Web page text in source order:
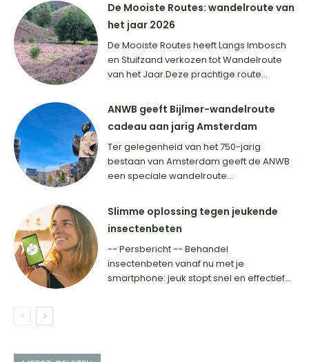
De Mooiste Routes: wandelroute van
het jaar 2026
De Mooiste Routes heeft Langs Imbosch
en Stuifzand verkozen tot Wandelroute
van het Jaar.Deze prachtige route...
ANWB geeft Bijlmer-wandelroute
cadeau aan jarig Amsterdam
Ter gelegenheid van het 750-jarig
bestaan van Amsterdam geeft de ANWB
een speciale wandelroute...
Slimme oplossing tegen jeukende
insectenbeten
-- Persbericht -- Behandel
insectenbeten vanaf nu met je
smartphone: jeuk stopt snel en effectief...